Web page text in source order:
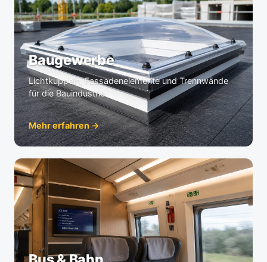
Baugewerbe
Lichtkuppeln, Fassadenelemente und Trennwände
für die Bauindustrie.
Mehr erfahren →